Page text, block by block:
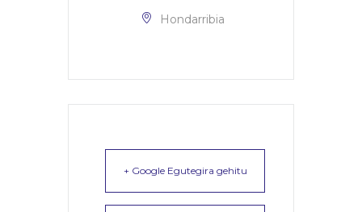
Hondarribia
+ Google Egutegira gehitu